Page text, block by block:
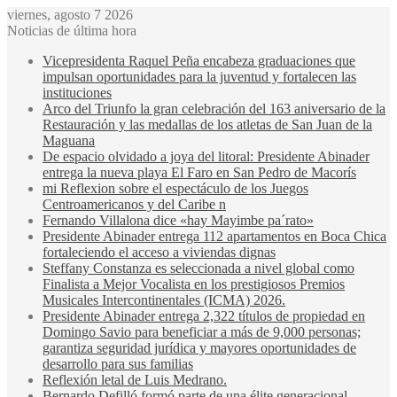
viernes, agosto 7 2026
Noticias de última hora
Vicepresidenta Raquel Peña encabeza graduaciones que
impulsan oportunidades para la juventud y fortalecen las
instituciones
Arco del Triunfo la gran celebración del 163 aniversario de la
Restauración y las medallas de los atletas de San Juan de la
Maguana
De espacio olvidado a joya del litoral: Presidente Abinader
entrega la nueva playa El Faro en San Pedro de Macorís
mi Reflexion sobre el espectáculo de los Juegos
Centroamericanos y del Caribe n
Fernando Villalona dice «hay Mayimbe pa´rato»
Presidente Abinader entrega 112 apartamentos en Boca Chica
fortaleciendo el acceso a viviendas dignas
Steffany Constanza es seleccionada a nivel global como
Finalista a Mejor Vocalista en los prestigiosos Premios
Musicales Intercontinentales (ICMA) 2026.
Presidente Abinader entrega 2,322 títulos de propiedad en
Domingo Savio para beneficiar a más de 9,000 personas;
garantiza seguridad jurídica y mayores oportunidades de
desarrollo para sus familias
Reflexión letal de Luis Medrano.